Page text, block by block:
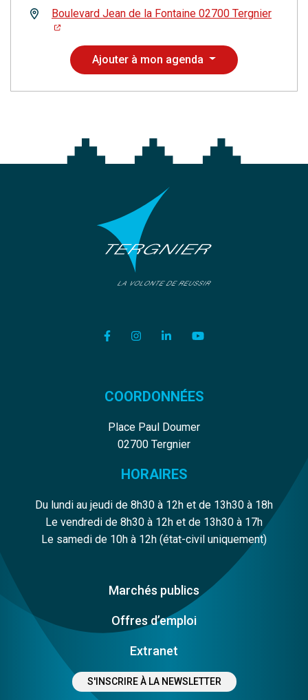
Boulevard Jean de la Fontaine 02700 Tergnier
Ajouter à mon agenda
Lien vers le compte Facebook
Lien vers le compte Instagram
Lien vers le compte
Lien vers la chaîne
COORDONNÉES
Place Paul Doumer
02700 Tergnier
HORAIRES
Du lundi au jeudi de 8h30 à 12h et de 13h30 à 18h
Le vendredi de 8h30 à 12h et de 13h30 à 17h
Le samedi de 10h à 12h (état-civil uniquement)
Marchés publics
Offres d’emploi
Extranet
S'INSCRIRE À LA NEWSLETTER